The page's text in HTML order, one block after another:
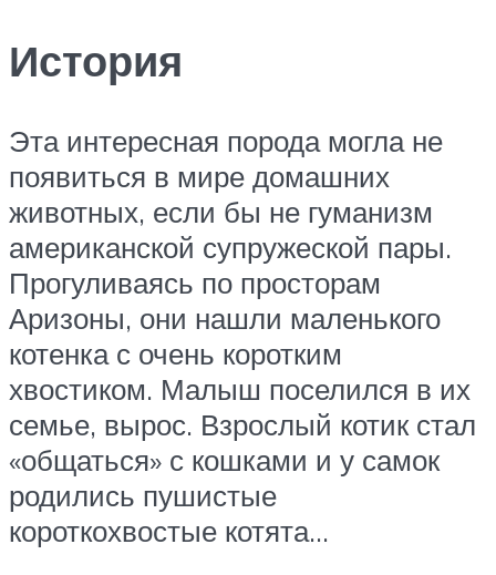
История
Эта интересная порода могла не
появиться в мире домашних
животных, если бы не гуманизм
американской супружеской пары.
Прогуливаясь по просторам
Аризоны, они нашли маленького
котенка с очень коротким
хвостиком. Малыш поселился в их
семье, вырос. Взрослый котик стал
«общаться» с кошками и у самок
родились пушистые
короткохвостые котята…